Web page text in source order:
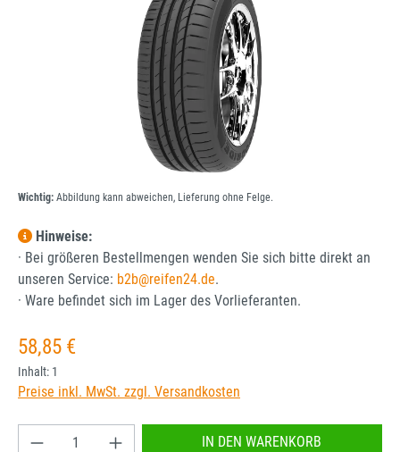
Wichtig: Abbildung kann abweichen, Lieferung ohne Felge.
Hinweise:
· Bei größeren Bestellmengen wenden Sie sich bitte direkt an
unseren Service: b2b@reifen24.de.
· Ware befindet sich im Lager des Vorlieferanten.
Regulärer Preis:
58,85 €
Inhalt: 1
Preise inkl. MwSt. zzgl. Versandkosten
Produkt Anzahl: Gib den gewünschten Wert
IN DEN WARENKORB